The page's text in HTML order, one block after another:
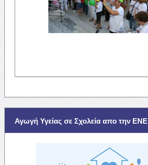
Αγωγή Υγείας σε Σχολεία απο την ΕΝΕ